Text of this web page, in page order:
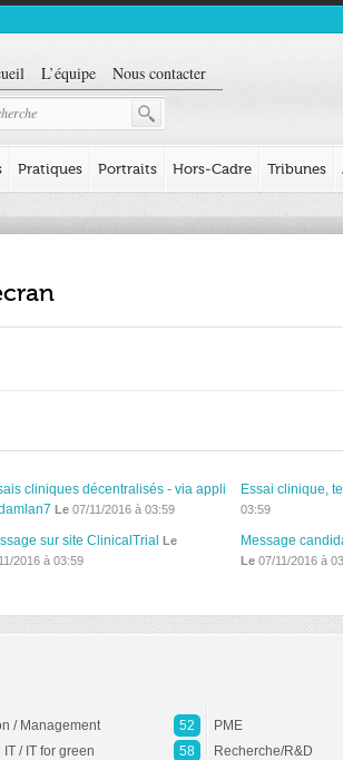
L’équipe Nous contacter
Pratiques Portraits Hors-Cadre Tribunes
cliniques décentralisés - via appli
Le07/11/2016 à 03:59
Essai clinique,
03:59
sur site ClinicalTrial Le
2016 à 03:59
Message
Le 07/11/2016 à
/ Management
52
IT / IT for green
58
PME
Recherche/R&D